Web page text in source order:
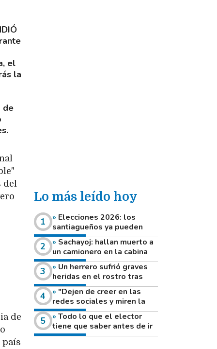
el
la
de
del
de
país
Lo más leído hoy
Elecciones 2026: los
santiagueños ya pueden
consultar dónde votan este
domingo
Sachayoj: hallan muerto a
un camionero en la cabina
de su vehículo a la vera de
un camino rural
Un herrero sufrió graves
heridas en el rostro tras
reventar el disco de una
amoladora
"Dejen de creer en las
redes sociales y miren la
heladera de sus casas": el
fuerte mensaje de una joven
que votó por primera vez
Todo lo que el elector
tiene que saber antes de ir
a votar este domingo